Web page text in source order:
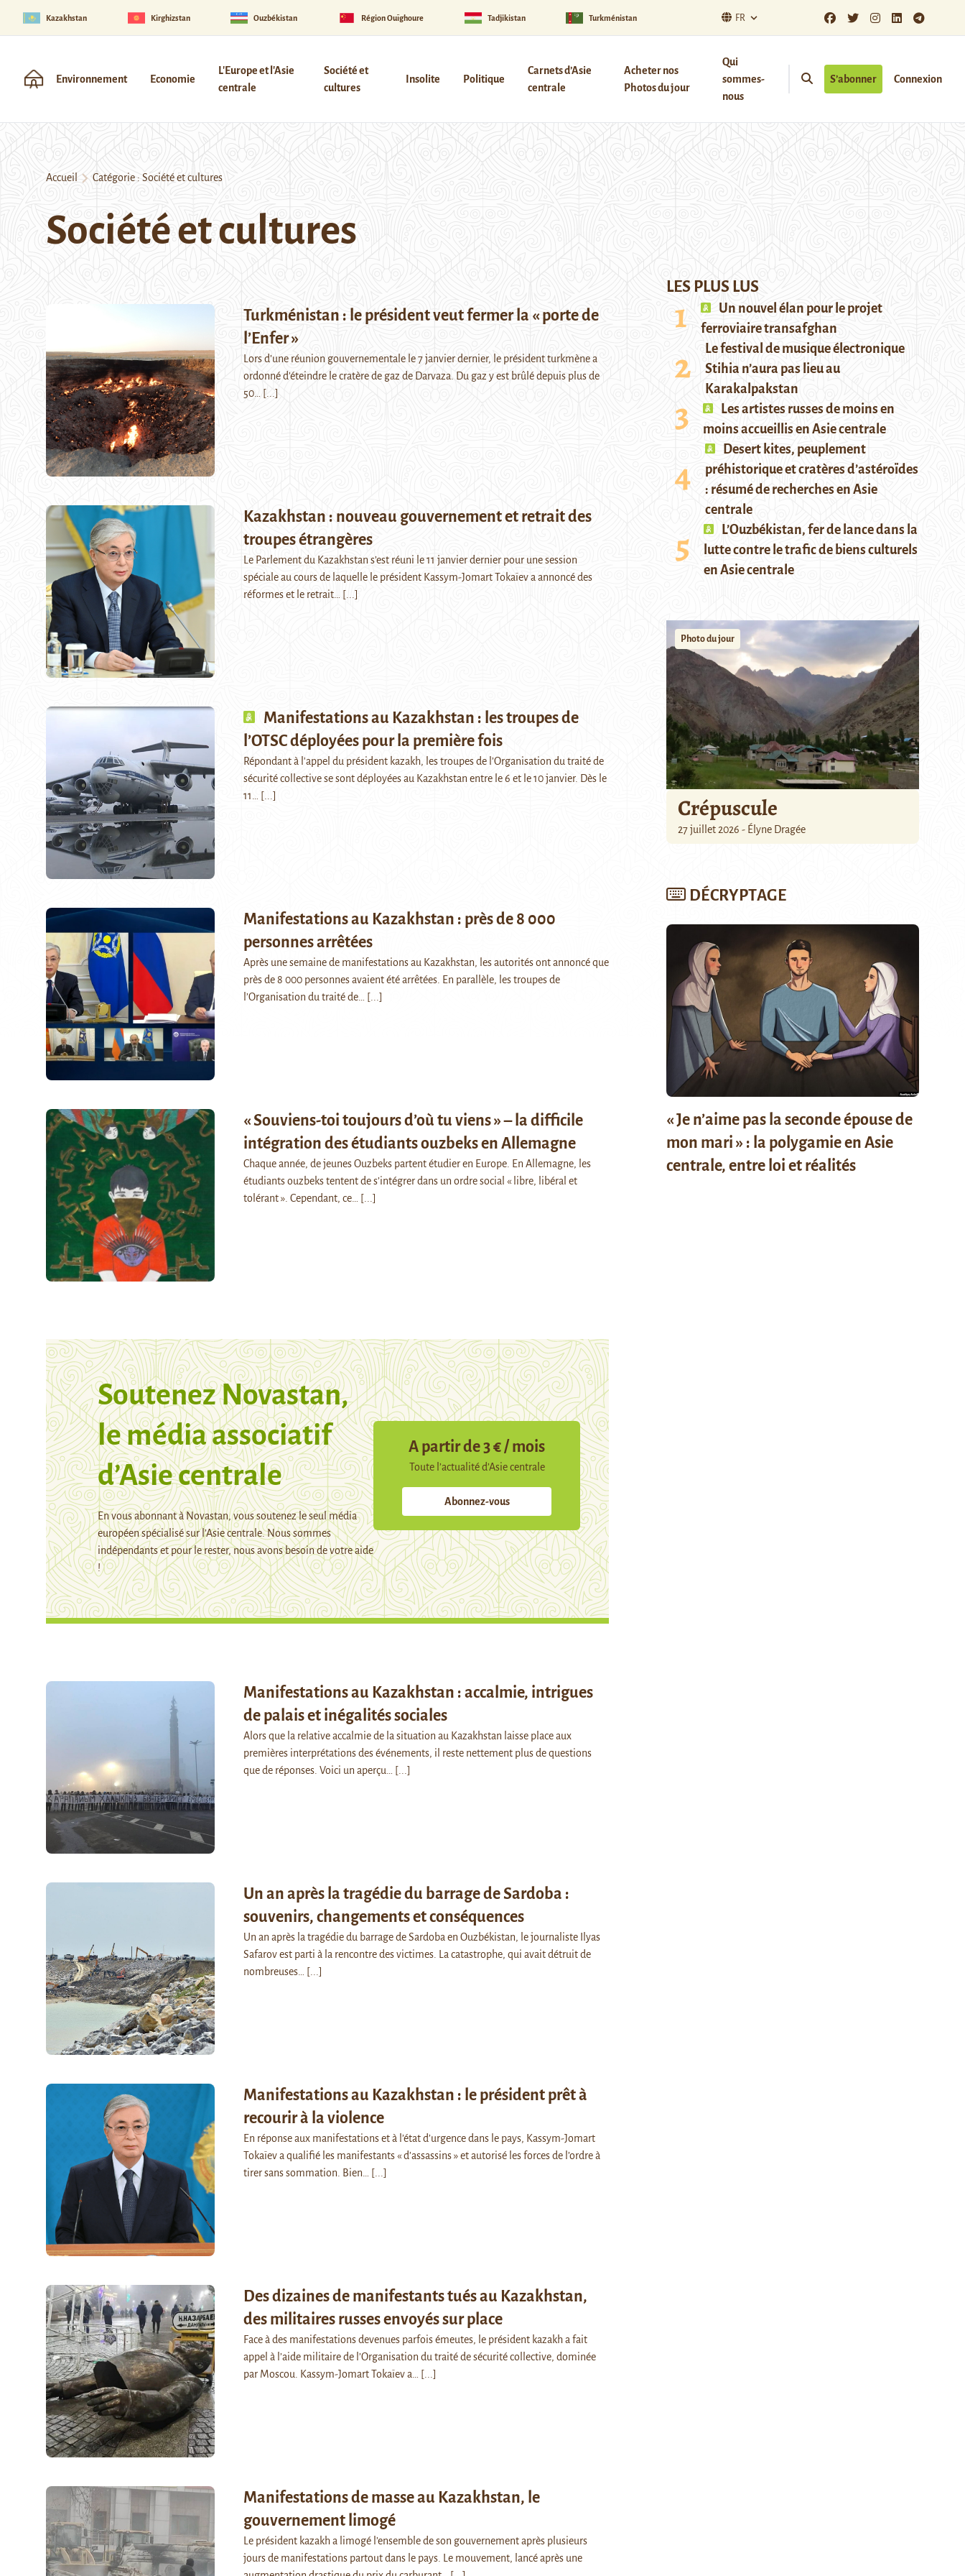
Kazakhstan Kirghizstan Ouzbékistan Région Ouïghoure Tadjikistan Turkménistan FR
Environnement Economie
L'Europe et l'Asie
centrale
Société et
cultures
Insolite Politique
Carnets d’Asie
centrale
Acheter nos
Photos du jour
Qui
sommes-
nous
S’abonner Connexion
Accueil Catégorie : Société et cultures
Société et cultures
Turkménistan : le président veut fermer la « porte de
l’Enfer »
Lors d’une réunion gouvernementale le 7 janvier dernier, le président turkmène a
ordonné d’éteindre le cratère de gaz de Darvaza. Du gaz y est brûlé depuis plus de
50…
[...]
Kazakhstan : nouveau gouvernement et retrait des
troupes étrangères
Le Parlement du Kazakhstan s’est réuni le 11 janvier dernier pour une session
spéciale au cours de laquelle le président Kassym-Jomart Tokaïev a annoncé des
réformes et le retrait…
[...]
Manifestations au Kazakhstan : les troupes de
l’OTSC déployées pour la première fois
Répondant à l'appel du président kazakh, les troupes de l’Organisation du traité de
sécurité collective se sont déployées au Kazakhstan entre le 6 et le 10 janvier. Dès le
11…
[...]
Manifestations au Kazakhstan : près de 8 000
personnes arrêtées
Après une semaine de manifestations au Kazakhstan, les autorités ont annoncé que
près de 8 000 personnes avaient été arrêtées. En parallèle, les troupes de
l’Organisation du traité de…
[...]
« Souviens-toi toujours d’où tu viens » – la difficile
intégration des étudiants ouzbeks en Allemagne
Chaque année, de jeunes Ouzbeks partent étudier en Europe. En Allemagne, les
étudiants ouzbeks tentent de s’intégrer dans un ordre social « libre, libéral et
tolérant ». Cependant, ce…
[...]
Soutenez Novastan,
le média associatif
d’Asie centrale
En vous abonnant à Novastan, vous soutenez le seul média
européen spécialisé sur l’Asie centrale. Nous sommes
indépendants et pour le rester, nous avons besoin de votre aide
!
A partir de 3 € / mois
Toute l’actualité d’Asie centrale
Abonnez-vous
Manifestations au Kazakhstan : accalmie, intrigues
de palais et inégalités sociales
Alors que la relative accalmie de la situation au Kazakhstan laisse place aux
premières interprétations des événements, il reste nettement plus de questions
que de réponses. Voici un aperçu…
[...]
Un an après la tragédie du barrage de Sardoba :
souvenirs, changements et conséquences
Un an après la tragédie du barrage de Sardoba en Ouzbékistan, le journaliste Ilyas
Safarov est parti à la rencontre des victimes. La catastrophe, qui avait détruit de
nombreuses…
[...]
Manifestations au Kazakhstan : le président prêt à
recourir à la violence
En réponse aux manifestations et à l’état d’urgence dans le pays, Kassym-Jomart
Tokaïev a qualifié les manifestants « d’assassins » et autorisé les forces de l’ordre à
tirer sans sommation. Bien…
[...]
Des dizaines de manifestants tués au Kazakhstan,
des militaires russes envoyés sur place
Face à des manifestations devenues parfois émeutes, le président kazakh a fait
appel à l’aide militaire de l’Organisation du traité de sécurité collective, dominée
par Moscou. Kassym-Jomart Tokaïev a…
[...]
Manifestations de masse au Kazakhstan, le
gouvernement limogé
Le président kazakh a limogé l’ensemble de son gouvernement après plusieurs
jours de manifestations partout dans le pays. Le mouvement, lancé après une
LES PLUS LUS
Un nouvel élan pour le projet
ferroviaire transafghan
Le festival de musique électronique
Stihia n’aura pas lieu au
Karakalpakstan
Les artistes russes de moins en
moins accueillis en Asie centrale
Desert kites, peuplement
préhistorique et cratères d’astéroïdes
: résumé de recherches en Asie
centrale
L’Ouzbékistan, fer de lance dans la
lutte contre le trafic de biens culturels
en Asie centrale
Photo du jour
Crépuscule
27 juillet 2026 - Élyne Dragée
DÉCRYPTAGE
« Je n’aime pas la seconde épouse de
mon mari » : la polygamie en Asie
centrale, entre loi et réalités